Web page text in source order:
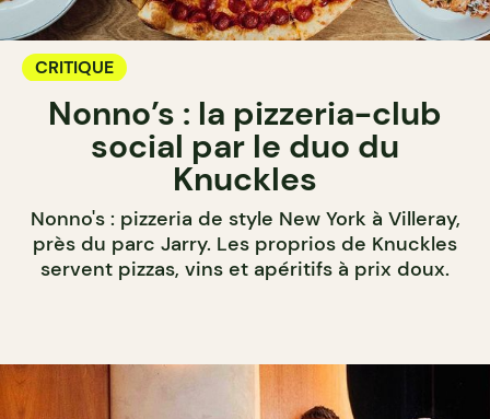
CRITIQUE
Nonno’s : la pizzeria-club
social par le duo du
Knuckles
Nonno's : pizzeria de style New York à Villeray,
près du parc Jarry. Les proprios de Knuckles
servent pizzas, vins et apéritifs à prix doux.